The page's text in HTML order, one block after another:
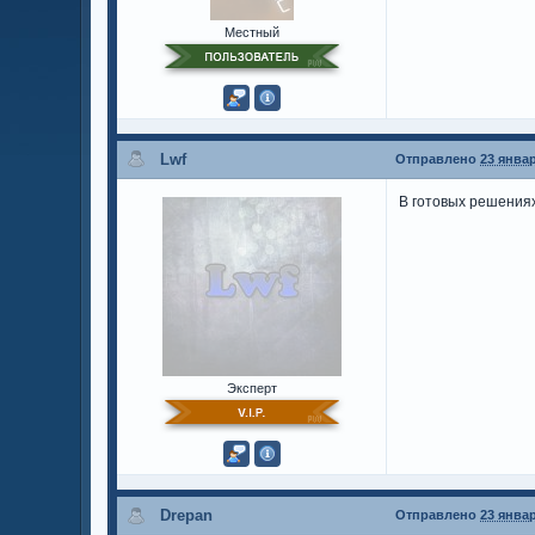
Местный
Lwf Отправлено23
Эксперт
В готовых
Drepan Отправлено23